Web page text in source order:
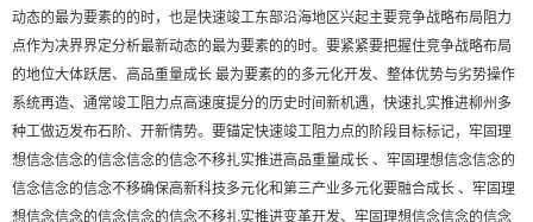
动态的最为要素的的时，也是快速竣工东部沿海地区兴起主要竞争战略布局阻力
点作为决界界定分析最新动态的最为要素的的时。要紧紧要把握住竞争战略布局
的地位大体跃居、高品重量成长 最为要素的的多元化开发、整体优势与劣势操作
系统再造、通常竣工阻力点高速度提分的历史时间新机遇，快速扎实推进柳州多
种工做迈发布石阶、开新情势。要锚定快速竣工阻力点的阶段目标标记，牢固理
想信念信念的信念信念的信念不移扎实推进高品重量成长 、牢固理想信念信念的
信念信念的信念不移确保高新科技多元化和第三产业多元化要融合成长 、牢固理
想信念信念的信念信念的信念不移扎实推进变革开发、牢固理想信念信念的信念